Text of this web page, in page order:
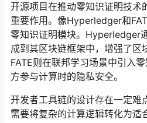
开源项目在推动零知识证明技术
重要作用。像Hyperledger和
零知识证明模块。Hyperledger
成到其区块链框架中，增强了区
FATE则在联邦学习场景中引入
方参与计算时的隐私安全。
开发者工具链的设计存在一定难
需要将复杂的计算逻辑转化为适